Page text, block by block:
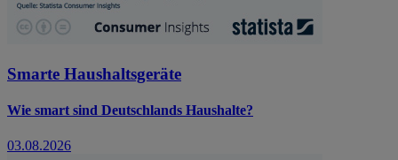
Smarte Haushaltsgeräte
Wie smart sind Deutschlands Haushalte?
03.08.2026